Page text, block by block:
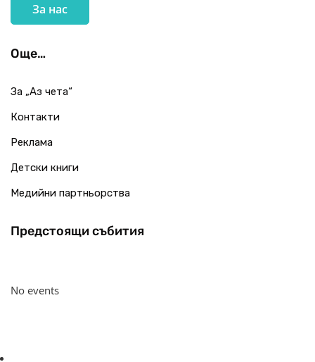
За нас
Още…
За „Аз чета“
Контакти
Реклама
Детски книги
Медийни партньорства
Предстоящи събития
No events